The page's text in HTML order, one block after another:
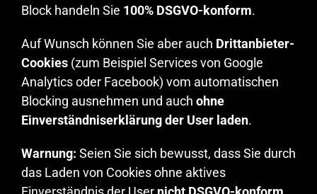
Block handeln Sie 100% DSGVO-konform.
Auf Wunsch können Sie aber auch Drittanbieter-
Cookies (zum Beispiel Services von Google
Analytics oder Facebook) vom automatischen
Blocking ausnehmen und auch ohne
Einverständniserklärung der User laden.
Warnung: Seien Sie sich bewusst, dass Sie durch
das Laden von Cookies ohne aktives